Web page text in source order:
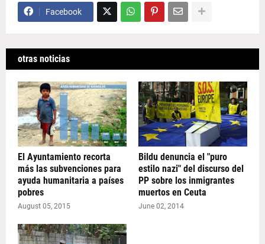
Facebook
otras noticias
El Ayuntamiento recorta
más las subvenciones para
ayuda humanitaria a países
pobres
August 05, 2015
Bildu denuncia el "puro
estilo nazi" del discurso del
PP sobre los inmigrantes
muertos en Ceuta
June 02, 2014